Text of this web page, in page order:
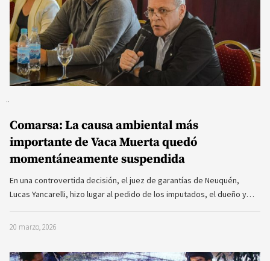
Comarsa: La causa ambiental más
importante de Vaca Muerta quedó
momentáneamente suspendida
En una controvertida decisión, el juez de garantías de Neuquén,
Lucas Yancarelli, hizo lugar al pedido de los imputados, el dueño y…
20 marzo, 2026